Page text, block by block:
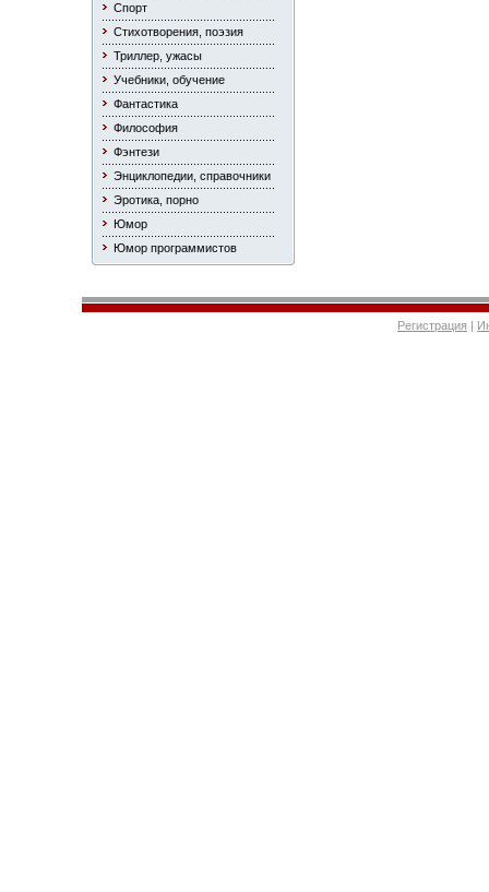
Спорт
Стихотворения, поэзия
Триллер, ужасы
Учебники, обучение
Фантастика
Философия
Фэнтези
Энциклопедии, справочники
Эротика, порно
Юмор
Юмор программистов
Регистрация |